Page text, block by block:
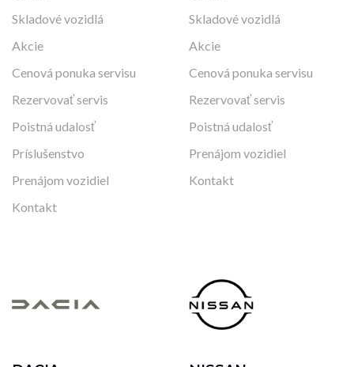
Skladové vozidlá
Akcie
Cenová ponuka servisu
Rezervovať servis
Poistná udalosť
Príslušenstvo
Prenájom vozidiel
Kontakt
Skladové vozidlá
Akcie
Cenová ponuka servisu
Rezervovať servis
Poistná udalosť
Prenájom vozidiel
Kontakt